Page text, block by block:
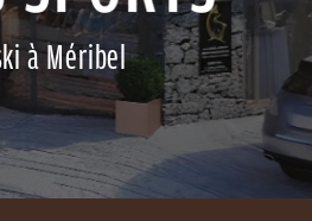
à Méribel